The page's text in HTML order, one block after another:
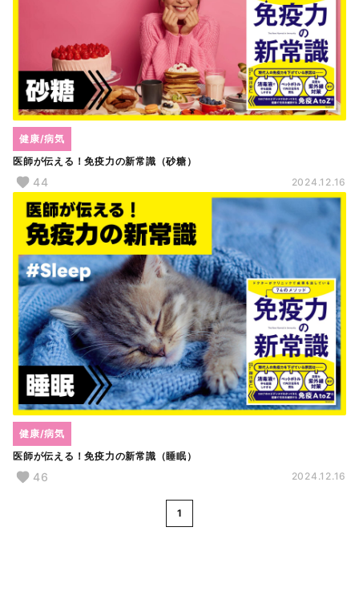
医師が伝える！免疫力の新常識（砂糖）
健康/病気
44 2024.12.16
医師が伝える！免疫力の新常識（睡眠）
健康/病気
46 2024.12.16
1